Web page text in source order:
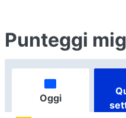
Punteggi
Oggi